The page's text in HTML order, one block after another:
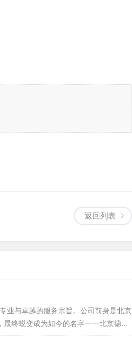
返回列表
业与卓越的服务宗旨。公司前身是北京
最终蜕变成为如今的名字——北京德快
方案服务商，以深厚的行业经验和专
企业的海外招聘需求，还是个人的国